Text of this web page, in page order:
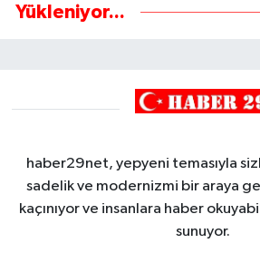
Yükleniyor...
haber29net, yepyeni temasıyla
sadelik ve modernizmi bir araya
kaçınıyor ve insanlara haber
sunuyor.